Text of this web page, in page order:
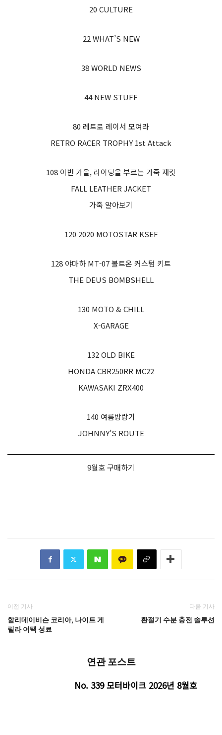
20 CULTURE
22 WHAT’S NEW
38 WORLD NEWS
44 NEW STUFF
80 레트로 레이서 모여라
RETRO RACER TROPHY 1st Attack
108 이번 가을, 라이딩을 부르는 가죽 재킷
FALL LEATHER JACKET
가죽 알아보기
120 2020 MOTOSTAR KSEF
128 야마하 MT-07 볼트온 커스텀 키트
THE DEUS BOMBSHELL
130 MOTO & CHILL
X-GARAGE
132 OLD BIKE
HONDA CBR250RR MC22
KAWASAKI ZRX400
140 여름방랑기
JOHNNY’S ROUTE
9월호 구매하기
이전 기사
할리데이비슨 코리아, 나이트 게
릴라 어택 성료
다음 기사
환절기 수분 충전 솔루션
연관 포스트
No. 339 모터바이크 2026년 8월호